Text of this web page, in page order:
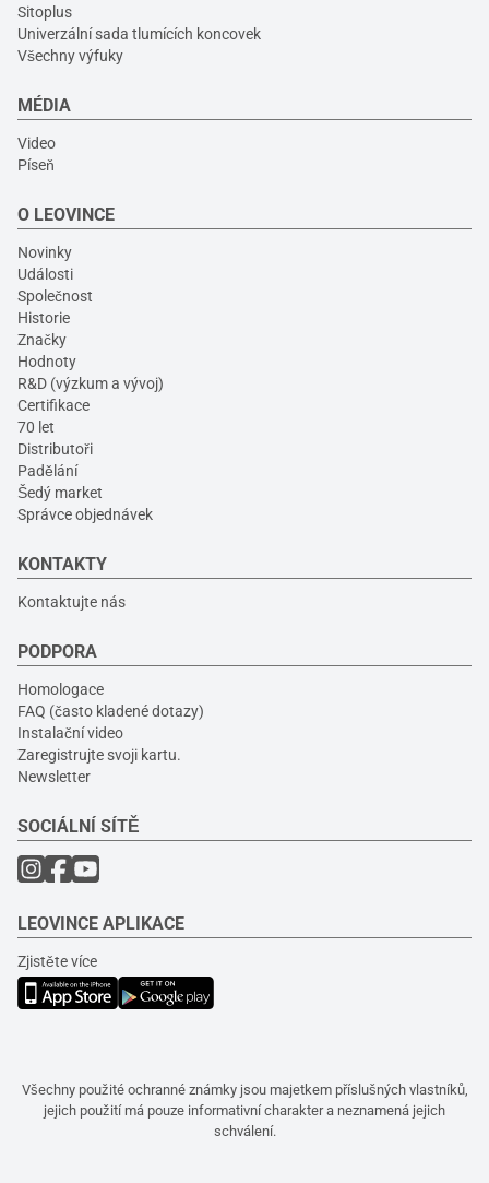
Sitoplus
Univerzální sada tlumících koncovek
Všechny výfuky
MÉDIA
Video
Píseň
O LEOVINCE
Novinky
Události
Společnost
Historie
Značky
Hodnoty
R&D (výzkum a vývoj)
Certifikace
70 let
Distributoři
Padělání
Šedý market
Správce objednávek
KONTAKTY
Kontaktujte nás
PODPORA
Homologace
FAQ (často kladené dotazy)
Instalační video
Zaregistrujte svoji kartu.
Newsletter
SOCIÁLNÍ SÍTĚ
LEOVINCE APLIKACE
Zjistěte více
Všechny použité ochranné známky jsou majetkem příslušných vlastníků,
jejich použití má pouze informativní charakter a neznamená jejich
schválení.